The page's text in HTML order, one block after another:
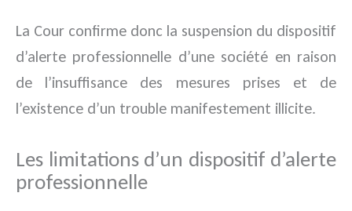
La Cour confirme donc la suspension du dispositif
d’alerte professionnelle d’une société en raison
de l’insuffisance des mesures prises et de
l’existence d’un trouble manifestement illicite.
Les limitations d’un dispositif d’alerte
professionnelle